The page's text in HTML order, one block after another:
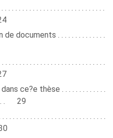
. . . . . . . . . . . . . . . . . . . . . . . . . .
documents . . . . . . . . . . . . . .
. . . . . . . . . . . . . . . . . . . . . . . . . .
ce?e thèse . . . . . . . . . . . . .
. . . . 29
. . . . . . . . . . . . . . . . . . . . . . . . . .